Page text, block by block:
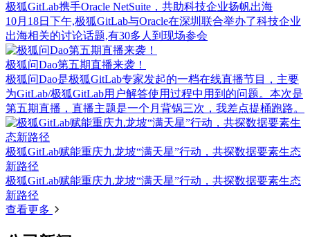
极狐GitLab携手Oracle NetSuite，共助科技企业扬帆出海
10月18日下午,极狐GitLab与Oracle在深圳联合举办了科技企业
出海相关的讨论话题,有30多人到现场参会
极狐问Dao第五期直播来袭！
极狐问Dao是极狐GitLab专家发起的一档在线直播节目，主要
为GitLab/极狐GitLab用户解答使用过程中用到的问题。本次是
第五期直播，直播主题是一个月背锅三次，我差点提桶跑路。
极狐GitLab赋能重庆九龙坡“满天星”行动，共探数据要素生态
新路径
极狐GitLab赋能重庆九龙坡“满天星”行动，共探数据要素生态
新路径
查看更多